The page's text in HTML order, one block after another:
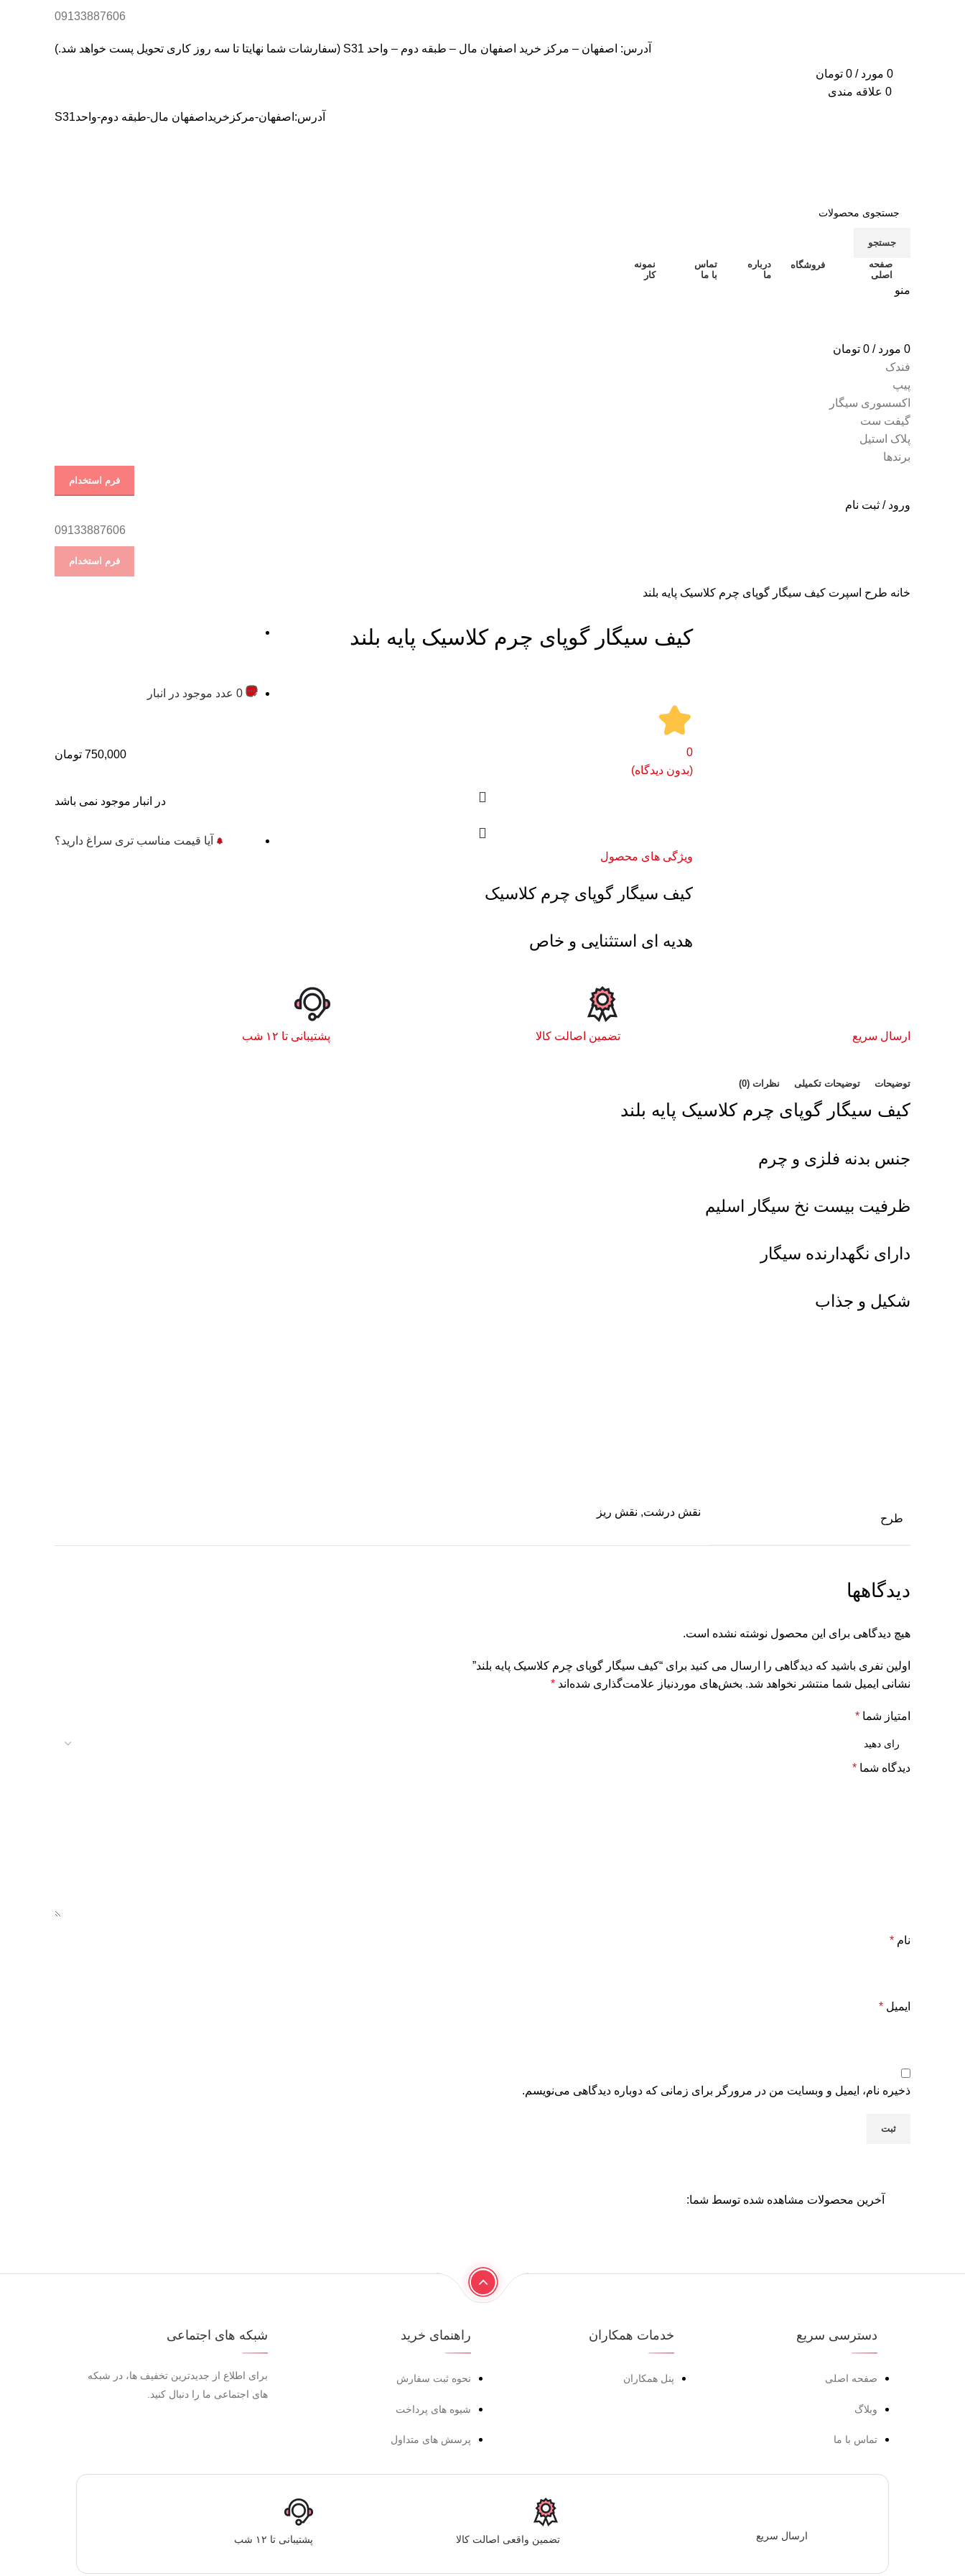
09133887606
آدرس: اصفهان – مرکز خرید اصفهان مال – طبقه دوم – واحد S31 (سفارشات شما نهایتا تا سه روز کاری تحویل پست خواهد شد.)
0 مورد /
0 تومان
0 علاقه مندی
آدرس:اصفهان-مرکزخریداصفهان مال-طبقه دوم-واحدS31
جستجو
صفحه
اصلی
فروشگاه
درباره
ما
تماس
با ما
نمونه
کار
منو
0 مورد /
0 تومان
فندک
پیپ
اکسسوری سیگار
گیفت ست
پلاک استیل
برندها
فرم استخدام
ورود / ثبت نام
09133887606
فرم استخدام
خانه طرح اسپرت کیف سیگار گوپای چرم کلاسیک پایه بلند
کیف سیگار گوپای چرم کلاسیک پایه بلند
0
(بدون دیدگاه)
ویژگی های محصول
کیف سیگار گوپای چرم کلاسیک
هدیه ای استثنایی و خاص
0 عدد موجود در انبار
750,000 تومان
در انبار موجود نمی باشد
آیا قیمت مناسب تری سراغ دارید؟
ارسال سریع تضمین اصالت کالا پشتیبانی تا ۱۲ شب
توضیحات توضیحات تکمیلی نظرات (0)
کیف سیگار گوپای چرم کلاسیک پایه بلند
جنس بدنه فلزی و چرم
ظرفیت بیست نخ سیگار اسلیم
دارای نگهدارنده سیگار
شکیل و جذاب
طرح
نقش درشت, نقش ریز
دیدگاهها
هیچ دیدگاهی برای این محصول نوشته نشده است.
اولین نفری باشید که دیدگاهی را ارسال می کنید برای “کیف سیگار گوپای چرم کلاسیک پایه بلند”
نشانی ایمیل شما منتشر نخواهد شد. بخش‌های موردنیاز علامت‌گذاری شده‌اند *
امتیاز شما *
دیدگاه شما *
نام *
ایمیل *
ذخیره نام، ایمیل و وبسایت من در مرورگر برای زمانی که دوباره دیدگاهی می‌نویسم.
آخرین محصولات مشاهده شده توسط شما:
دسترسی سریع
صفحه اصلی
وبلاگ
تماس با ما
خدمات همکاران
پنل همکاران
راهنمای خرید
نحوه ثبت سفارش
شیوه های پرداخت
پرسش های متداول
شبکه های اجتماعی
برای اطلاع از جدیدترین تخفیف ها، در شبکه
های اجتماعی ما را دنبال کنید.
ارسال سریع تضمین واقعی اصالت کالا پشتیبانی تا ۱۲ شب